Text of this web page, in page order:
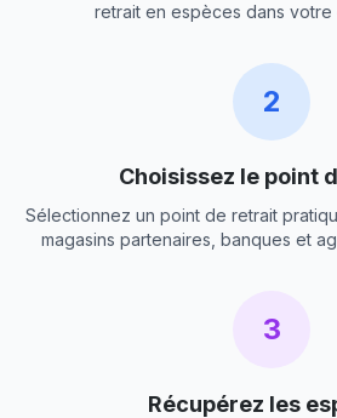
retrait en espèces dans votre
2
Choisissez le point
Sélectionnez un point de retrait
magasins partenaires, banques et
3
Récupérez les